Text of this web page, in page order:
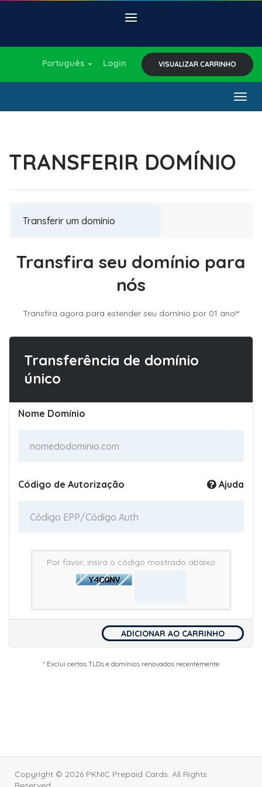
Português Login VISUALIZAR CARRINHO
TRANSFERIR DOMÍNIO
Transfira seu domínio para
nós
Transfira agora para estender seu domínio por 01 ano!*
Transferência de domínio
único
Nome Domínio
Código de Autorização Ajuda
Por favor, insira o código mostrado abaixo
ADICIONAR AO CARRINHO
* Exclui certos TLDs e domínios renovados recentemente
Copyright © 2026 PKNIC Prepaid Cards. All Rights